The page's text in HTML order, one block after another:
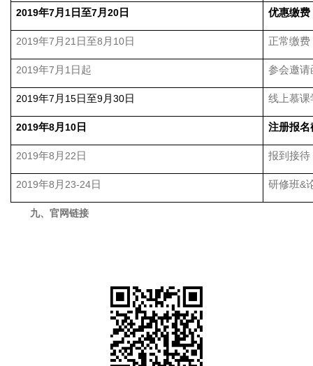
2019年7月 1 日至7月 20 日 优惠缴费
2019年7 月 21 日至8 月 10日 正常缴费
2019年7 月 1 日起 参会邀请
2019年7 月 15日至9月30日 线上慕课
2019年8月 10 日 注册报名
2019年8 月 22日 报到接待
2019年8 月 23-24日 研修班&
九、官网链接